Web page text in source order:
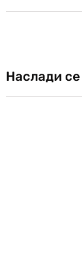
Наслади